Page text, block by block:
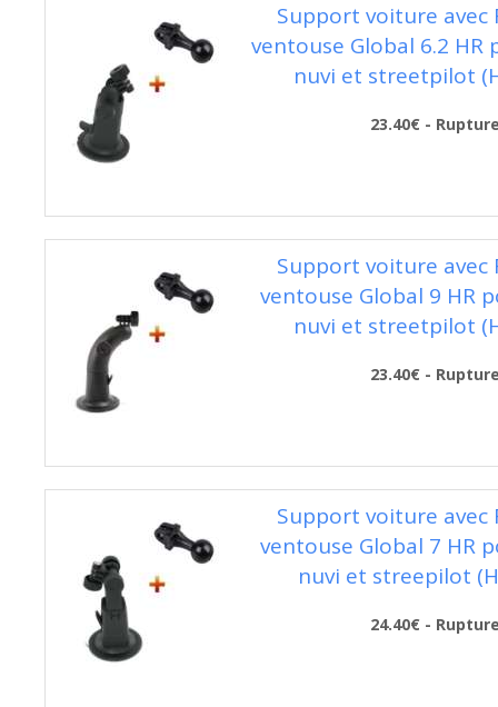
Support voiture avec
ventouse Global 6.2 HR
nuvi et streetpilot
23.40€ -
Support voiture avec
ventouse Global 9 HR
nuvi et streetpilot
23.40€ -
Support voiture avec
ventouse Global 7 HR
nuvi et streepilot
24.40€ -